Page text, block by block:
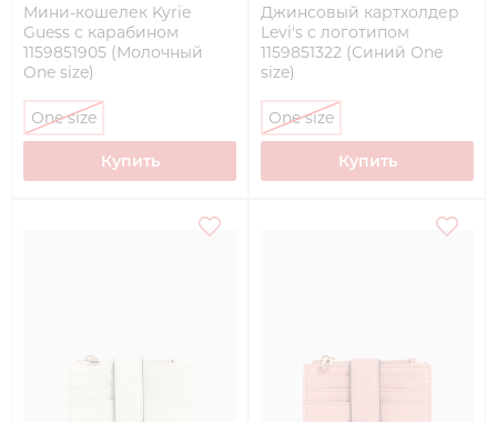
Мини-кошелек Kyrie
Guess с карабином
1159851905 (Молочный
One size)
One size
Купить
Джинсовый картхолдер
Levi's с логотипом
1159851322 (Синий One
size)
One size
Купить